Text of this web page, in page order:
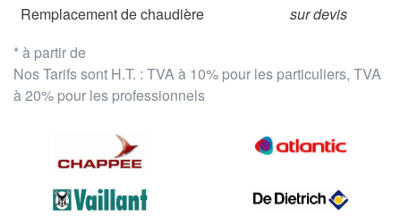
* à partir de
Nos Tarifs sont H.T. : TVA à 10% pour les particuliers, TVA
à 20% pour les professionnels
Remplacement de chaudière
sur devis